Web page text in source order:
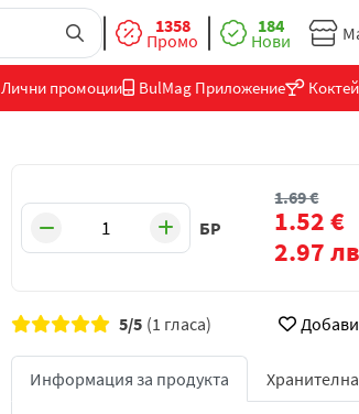
1358
Промо
184
Нови
Лични промоции BulMag Приложение
БР
1.69€
1.52€
2.97
5/5 (1 гласа)
Информация за продукта